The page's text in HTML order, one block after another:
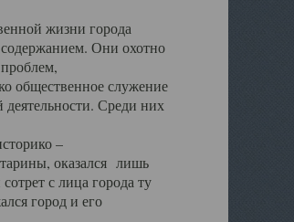
жизни города
Они охотно
общественное служение
Среди них
–
оказался лишь
с лица города ту
город и его